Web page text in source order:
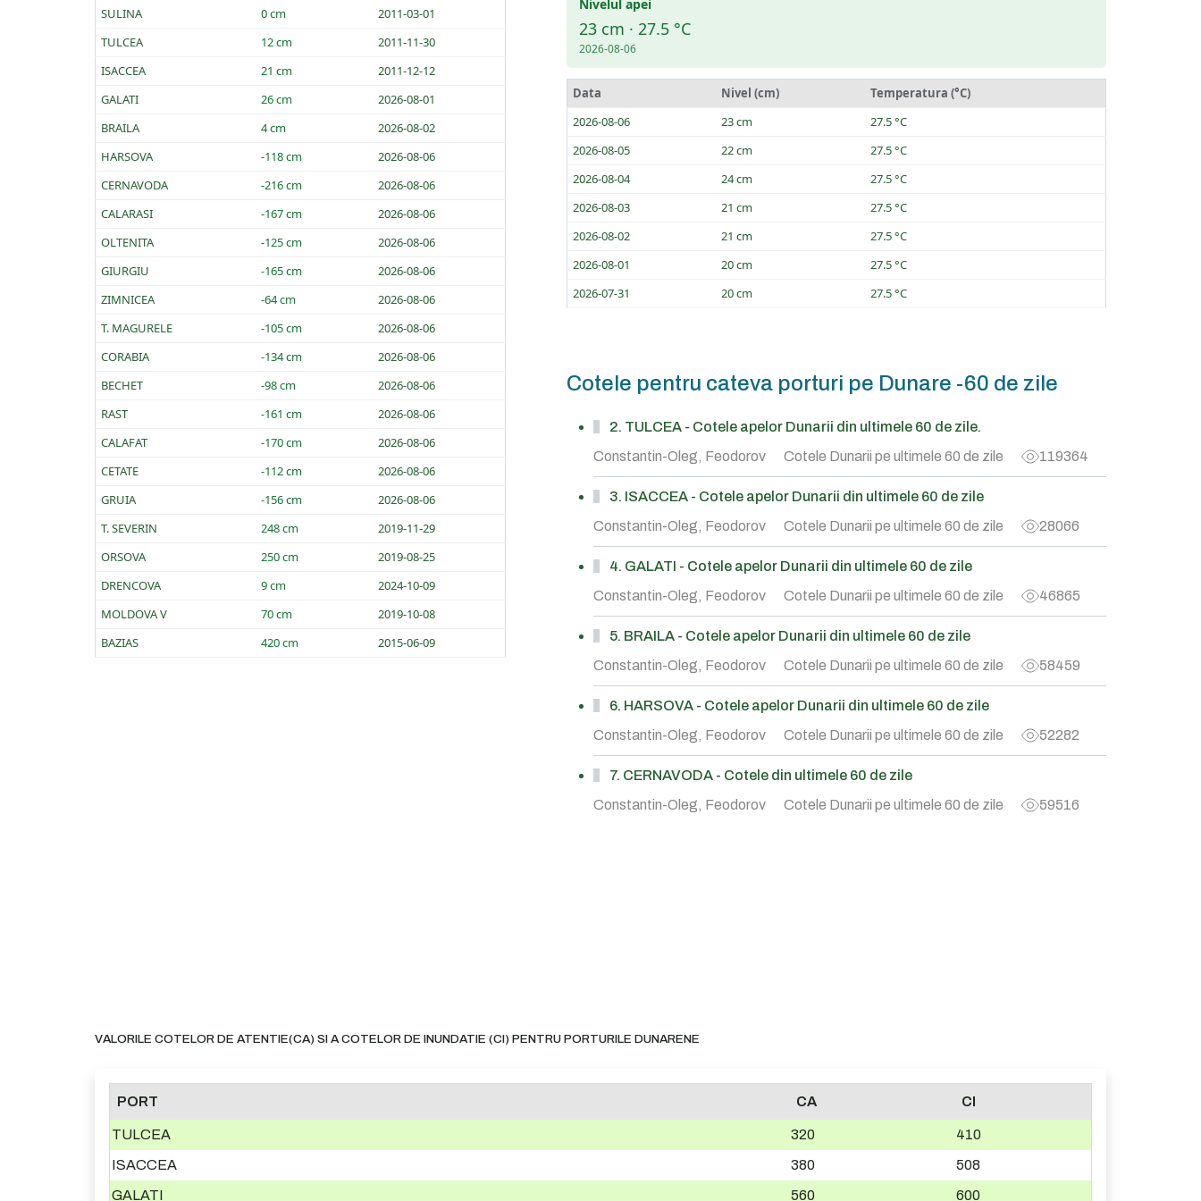
SULINA 0 cm
2011-03-01
TULCEA
12 cm
2011-11-30
ISACCEA
21 cm
2011-12-12
GALATI
26 cm
2026-08-01
BRAILA
4 cm
2026-08-02
HARSOVA
-118 cm
2026-08-06
CERNAVODA
-216 cm
2026-08-06
CALARASI
-167 cm
2026-08-06
OLTENITA
-125 cm
2026-08-06
GIURGIU
-165 cm
2026-08-06
ZIMNICEA
-64 cm
2026-08-06
T. MAGURELE
-105 cm
2026-08-06
CORABIA
-134 cm
2026-08-06
BECHET
-98 cm
2026-08-06
RAST
-161 cm
2026-08-06
CALAFAT
-170 cm
2026-08-06
CETATE
-112 cm
2026-08-06
GRUIA
-156 cm
2026-08-06
T. SEVERIN
248 cm
2019-11-29
ORSOVA
250 cm
2019-08-25
DRENCOVA
9 cm
2024-10-09
MOLDOVA V
70 cm
2019-10-08
BAZIAS
420 cm 2015-06-09
Nivelul apei
23 cm · 27.5 °C
2026-08-06
Data Nivel (cm)
Temperatura (°C)
2026-08-06
23 cm
27.5 °C
2026-08-05
22 cm
27.5 °C
2026-08-04
24 cm
27.5 °C
2026-08-03
21 cm
27.5 °C
2026-08-02
21 cm
27.5 °C
2026-08-01
20 cm
27.5 °C
2026-07-31
20 cm 27.5 °C
Cotele pentru cateva porturi pe Dunare -60 de zile
2. TULCEA - Cotele apelor Dunarii din ultimele 60 de zile.
Constantin-Oleg, Feodorov
Cotele Dunarii pe ultimele 60 de zile 119364
3. ISACCEA - Cotele apelor Dunarii din ultimele 60 de zile
Constantin-Oleg, Feodorov
Cotele Dunarii pe ultimele 60 de zile 28066
4. GALATI - Cotele apelor Dunarii din ultimele 60 de zile
Constantin-Oleg, Feodorov
Cotele Dunarii pe ultimele 60 de zile 46865
5. BRAILA - Cotele apelor Dunarii din ultimele 60 de zile
Constantin-Oleg, Feodorov
Cotele Dunarii pe ultimele 60 de zile 58459
6. HARSOVA - Cotele apelor Dunarii din ultimele 60 de zile
Constantin-Oleg, Feodorov
Cotele Dunarii pe ultimele 60 de zile 52282
7. CERNAVODA - Cotele din ultimele 60 de zile
Constantin-Oleg, Feodorov
Cotele Dunarii pe ultimele 60 de zile 59516
VALORILE COTELOR DE ATENTIE(CA) SI A COTELOR DE INUNDATIE (CI) PENTRU PORTURILE DUNARENE
PORT CA CI
TULCEA 320
410
ISACCEA
380
508
GALATI
560
600